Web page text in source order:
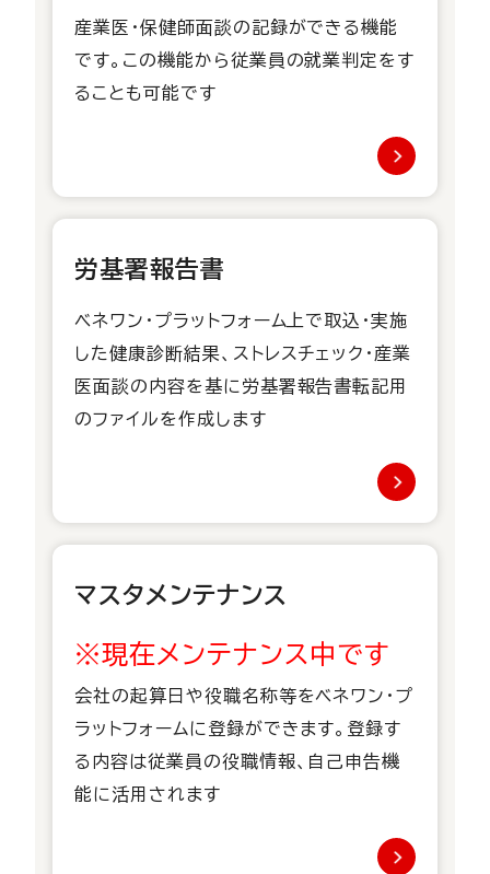
産業医・保健師面談の記録ができる機能
です。​この機能から従業員の就業判定をす
ることも可能です
労基署報告書
ベネワン・プラットフォーム上で取込・実施
した​健康診断結果、ストレスチェック・産業
医面談の内容を基に労基署報告書転記用
のファイルを作成します
マスタメンテナンス
※現在メンテナンス中です
会社の起算日や役職名称等をベネワン・プ
ラットフォームに登録ができます。登録す
る内容は従業員の役職情報、自己申告機
能に活用されます